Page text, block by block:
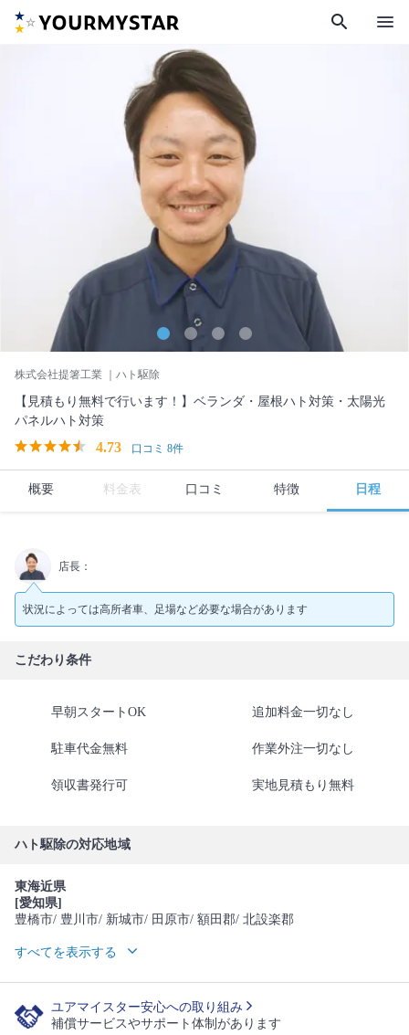
search menu
株式会社提箸工業 ｜ハト駆除
【見積もり無料で行います！】ベランダ・屋根ハト対策・太陽光
パネルハト対策
4.73 口コミ 8件
概要 料金表 口コミ 特徴 日程
店長：
状況によっては高所者車、足場など必要な場合があります
こだわり条件
早朝スタートOK 追加料金一切なし
駐車代金無料 作業外注一切なし
領収書発行可 実地見積もり無料
ハト駆除の対応地域
東海近県
[愛知県]
豊橋市/ 豊川市/ 新城市/ 田原市/ 額田郡/ 北設楽郡
すべてを表示する
ユアマイスター安心への取り組み
補償サービスやサポート体制があります